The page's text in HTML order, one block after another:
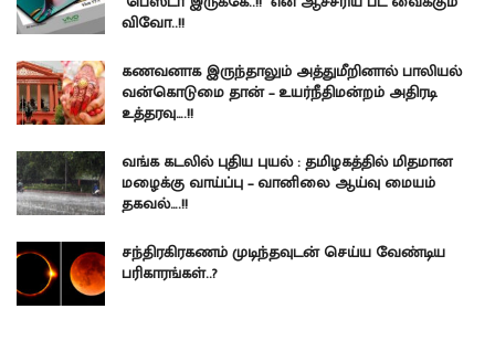
விவோ..!!
கணவனாக இருந்தாலும் அத்துமீறினால் பாலியல்
வன்கொடுமை தான் – உயர்நீதிமன்றம் அதிரடி
உத்தரவு….!!
வங்க கடலில் புதிய புயல் : தமிழகத்தில் மிதமான
மழைக்கு வாய்ப்பு – வானிலை ஆய்வு மையம்
தகவல்….!!
சந்திரகிரகணம் முடிந்தவுடன் செய்ய வேண்டிய
பரிகாரங்கள்..?